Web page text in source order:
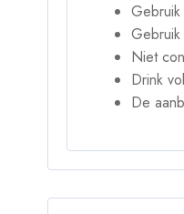
Niet
Drink
De